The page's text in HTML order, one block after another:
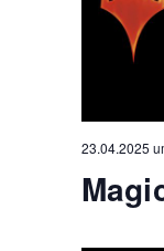
23.04.2025